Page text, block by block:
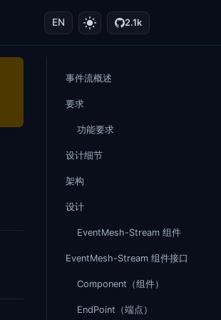
EN 2.1k
事件流概述
要求
功能要求
设计细节
架构
设计
EventMesh-Stream 组件
EventMesh-Stream 组件接口
Component（组件）
EndPoint（端点）